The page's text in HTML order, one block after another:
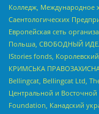
Колледж, Международное
Саентологических
Европейская сеть
Польша, СВОБОДНЫЙ
IStories fonds,
КРИМСЬКА ПРАВОЗАХИСНА
Bellingcat, Bellingcat Ltd,
Центральной и
Foundation, Канадский